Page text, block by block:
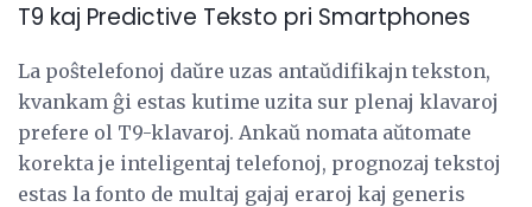
T9 kaj Predictive Teksto pri Smartphones
La poŝtelefonoj daŭre uzas antaŭdifikajn tekston,
kvankam ĝi estas kutime uzita sur plenaj klavaroj
prefere ol T9-klavaroj. Ankaŭ nomata aŭtomate
korekta je inteligentaj telefonoj, prognozaj tekstoj
estas la fonto de multaj gajaj eraroj kaj generis